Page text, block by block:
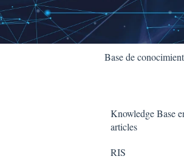
Base de
Knowledge Base
articles
AQUILA IN
RIS